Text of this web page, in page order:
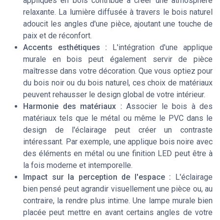
relaxante. La lumière diffusée à travers le bois naturel
adoucit les angles d'une pièce, ajoutant une touche de
paix et de réconfort.
Accents esthétiques : L'intégration d'une applique
murale en bois peut également servir de pièce
maîtresse dans votre décoration. Que vous optiez pour
du bois noir ou du bois naturel, ces choix de matériaux
peuvent rehausser le design global de votre intérieur.
Harmonie des matériaux : Associer le bois à des
matériaux tels que le métal ou même le PVC dans le
design de l'éclairage peut créer un contraste
intéressant. Par exemple, une applique bois noire avec
des éléments en métal ou une finition LED peut être à
la fois moderne et intemporelle.
Impact sur la perception de l'espace : L'éclairage
bien pensé peut agrandir visuellement une pièce ou, au
contraire, la rendre plus intime. Une lampe murale bien
placée peut mettre en avant certains angles de votre